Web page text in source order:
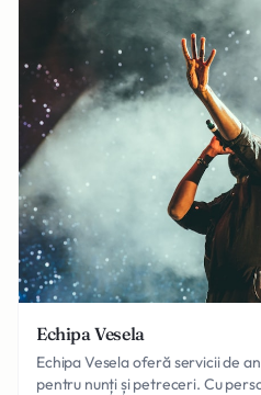
Echipa Vesela
Echipa Vesela oferă servicii de
pentru nunți și petreceri. Cu